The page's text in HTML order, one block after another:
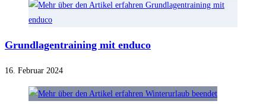
Grundlagentraining mit enduco
16. Februar 2024